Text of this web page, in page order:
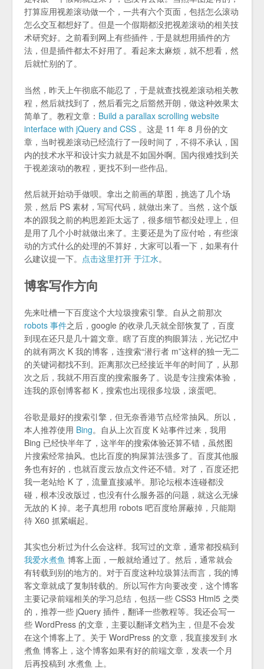
打算应用视差滚动做一个，一共有六个页面，包括怎么滚动
怎么交互都想好了。但是一个假期都没把视差滚动的相关技
术研究好。之前看到网上有些插件，于是就想用插件的方
法，但是插件都太不好用了。看起来太麻烦，就不想看，然
后就忙别的了。
当然，昨天上午彻底不能忍了，于是就查找视差滚动相关教
程，然后就找到了，然后看完之后豁然开朗，做这种效果太
简单了。教程文章： Build a parallax scrolling website
interface with jQuery and CSS 。这是 11 年 8 月份的文
章，当时视差滚动已经流行了一段时间了，不得不承认，国
内的技术水平和设计实力就是不如国外啊。国内很难找到关
于视差滚动的教程，更找不到一些作品。
然后就开始动手做呗。拿出之前画的草图，挑选了几个场
景，然后 PS 素材，写写代码，就做出来了。当然，这个版
本的跟我之前的构思差距太远了，很多细节都没处理上，但
是用了几个小时就做出来了。主要还是为了应付哈，有些滚
动的方式什么的处理的不算好，大家可以看一下，如果有什
么建议提一下。 点击这里打开 于江水。
博客写作方向
先来吐槽一下百度这个大垃圾搜索引擎。自从之前那次
robots 事件之后，google 的收录几天就全部恢复了，百度
到现在还只是几十篇文章。瞎了百度的狗眼算法，光记忆中
的就有两次 K 我的博客，连搜索“潜行者 m”这样的独一无二
的关键词都找不到。距离那次已经接近半年的时间了，从那
次之后，我就不用百度的搜索服务了。说是专注搜索体验，
连我的原创博客都 K，搜索也出现很多垃圾，滚蛋吧。
谷歌是最好的搜索引擎，但无奈香港节点经常抽风。所以，
本人推荐使用 Bing。自从上次百度 K 站事件过来，我用
Bing 已经快半年了，这半年的搜索体验还算不错，虽然图
片搜索经常抽风。也比百度的狗屎算法强多了。百度其他服
务也有好的，也就百度云放点文件还不错。对了，百度还把
我一老站给 K 了，流量直接减半。那论坛根本连碰都没
碰，根本没改版过，也没有什么服务器的问题，就这么无缘
无故的 K 掉。老子真想用 robots 吧百度给屏蔽掉，只能期
待 X60 抓紧崛起。
其实也分析过为什么会这样。我写过的文章，通常都投稿到
我爱水煮鱼 博客上面，一般就给通过了。然后，通常就会
有转载到别的地方的。对于百度这种垃圾算法而言，我的博
客文章就成了复制转载的。所以写作方向要改变，这个博客
主要记录前端相关的学习总结，包括一些 CSS3 Html5 之类
的，推荐一些 jQuery 插件，翻译一些教程等。我还会写一
些 WordPress 的文章，主要以翻译文档为主，但是不会发
在这个博客上了。关于 WordPress 的文章，我直接发到 水
煮鱼 博客上，这个博客如果有好的前端文章，发表一个月
后再投稿到 水煮鱼 上。